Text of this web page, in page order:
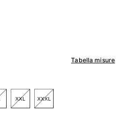
Tabella misure
XXL XXXL